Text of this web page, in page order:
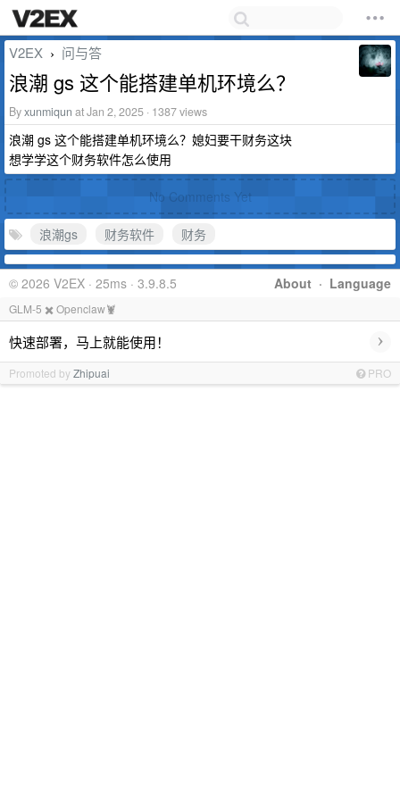
V2EX › 问与答
浪潮 gs 这个能搭建单机环境么？
Byxunmiqun at Jan 2, 2025 · 1387 views
浪潮 gs 这个能搭建单机环境么？媳妇要干财务这块
想学学这个财务软件怎么使用
No Comments Yet
浪潮gs 财务软件 财务
About · Language
© 2026 V2EX · 25ms · 3.9.8.5
GLM-5 ✖️ Openclaw🦞
快速部署，马上就能使用！ ›
Promoted byZhipuai PRO